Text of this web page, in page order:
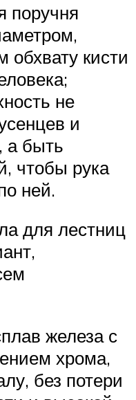
поручня
обхвату кисти
не
и
а быть
чтобы рука
ней.
для лестниц
железа с
хрома,
без потери